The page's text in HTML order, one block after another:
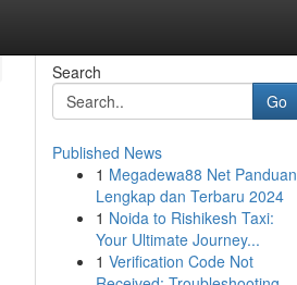
Search
Go
Published News
1 Megadewa88 Net Panduan
Lengkap dan Terbaru 2024
1 Noida to Rishikesh Taxi:
Your Ultimate Journey...
1 Verification Code Not